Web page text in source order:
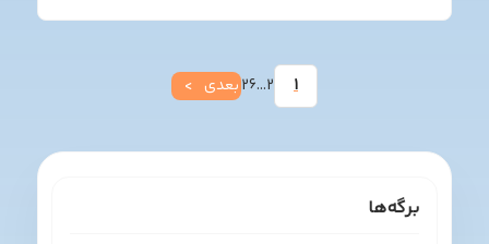
برگه‌ها
صفحه‌بندی
1
2
…
26بعدی